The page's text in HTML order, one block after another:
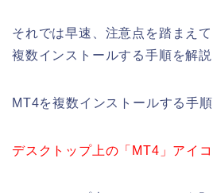
それでは早速、注意点を踏まえ
複数インストールする手順を解説
MT4を複数インストールする手
デスクトップ上の「MT4」アイ